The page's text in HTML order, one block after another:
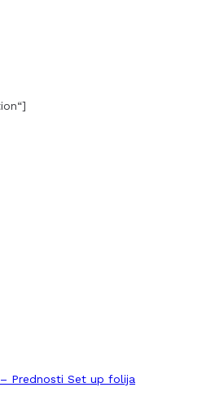
Prednosti Set up folija